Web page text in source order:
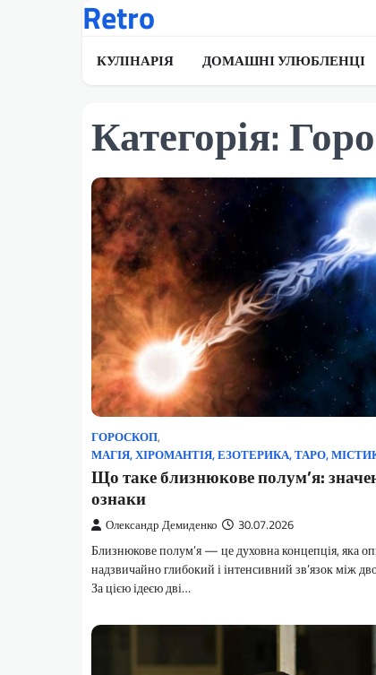
Retro
КУЛІНАРІЯ ДОМАШНІ УЛЮБЛЕНЦІ
Категорія:
ГОРОСКОП,
МАГІЯ, ХІРОМАНТІЯ, ЕЗОТЕРИКА, ТАРО,
Що таке близнюкове полум’я:
ознаки
Олександр Демиденко 30.07.2026
Близнюкове полум’я — це духовна концепція, яка
надзвичайно глибокий і інтенсивний зв’язок між
За цією ідеєю дві…